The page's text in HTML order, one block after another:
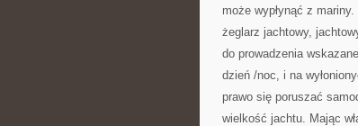
może wypłynąć z
żeglarz jachtowy,
do prowadzenia
dzień /noc, i na
prawo się poruszać
wielkość jachtu. Mając